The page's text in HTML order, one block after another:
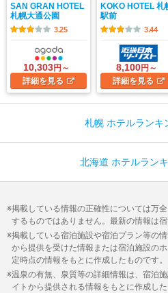
SAN GRAN HOTEL
札幌大通公園
3.25
10,303円～
詳細を見る
KOKO HOTEL 札
駅前
3.44
8,100円～
詳細を見る
札幌 ホテルランキ
北海道 ホテルラン
掲載している情報の正確性については万
するものではありません。最新の情報は
掲載している宿泊施設や宿泊プラン等の
から提供を受けた情報または宿泊施設の
定時点の情報をもとに作成したものです。
温泉の有無、泉質等の詳細情報は、宿泊
イトから提供される情報をもとに作成した